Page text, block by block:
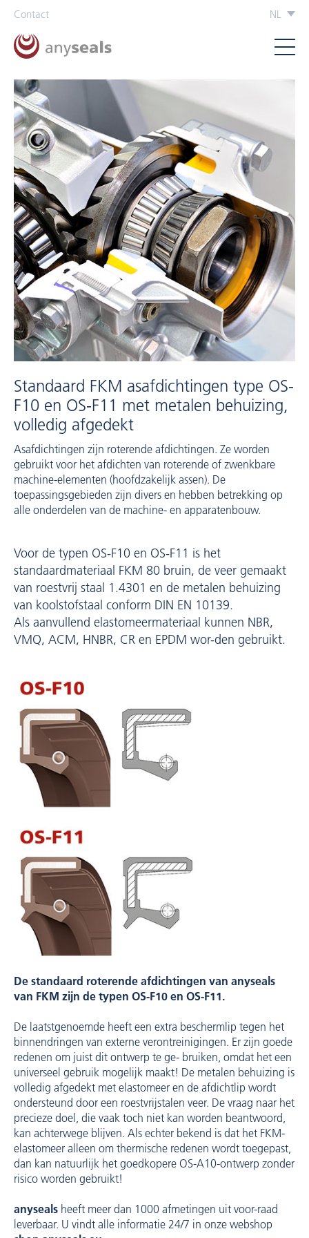
Contact NL
Standaard FKM asafdichtingen type OS-
F10 en OS-F11 met metalen behuizing,
volledig afgedekt
Asafdichtingen zijn roterende afdichtingen. Ze worden
gebruikt voor het afdichten van roterende of zwenkbare
machine-elementen (hoofdzakelijk assen). De
toepassingsgebieden zijn divers en hebben betrekking op
alle onderdelen van de machine- en apparatenbouw.
Voor de typen OS-F10 en OS-F11 is het
standaardmateriaal FKM 80 bruin, de veer gemaakt
van roestvrij staal 1.4301 en de metalen behuizing
van koolstofstaal conform DIN EN 10139.
Als aanvullend elastomeermateriaal kunnen NBR,
VMQ, ACM, HNBR, CR en EPDM wor-den gebruikt.
De standaard roterende afdichtingen van anyseals
van FKM zijn de typen OS-F10 en OS-F11.
De laatstgenoemde heeft een extra beschermlip tegen het
binnendringen van externe verontreinigingen. Er zijn goede
redenen om juist dit ontwerp te ge- bruiken, omdat het een
universeel gebruik mogelijk maakt! De metalen behuizing is
volledig afgedekt met elastomeer en de afdichtlip wordt
ondersteund door een roestvrijstalen veer. De vraag naar het
precieze doel, die vaak toch niet kan worden beantwoord,
kan achterwege blijven. Als echter bekend is dat het FKM-
elastomeer alleen om thermische redenen wordt toegepast,
dan kan natuurlijk het goedkopere OS-A10-ontwerp zonder
risico worden gebruikt!
anyseals heeft meer dan 1000 afmetingen uit voor-raad
leverbaar. U vindt alle informatie 24/7 in onze webshop